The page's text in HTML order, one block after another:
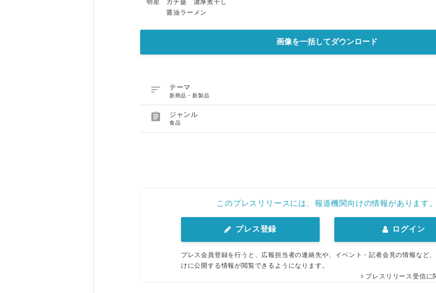
明星 ガチ盛 濃厚煮干し
醤油ラーメン
画像を一括してダウンロード
 テーマ
新商品・新製品
 ジャンル
食品
このプレスリリースには、報道機関向けの情報があります。
プレス登録 ログイン
プレス会員登録を行うと、広報担当者の連絡先や、イベント・記者会見の情報など
けに公開する情報が閲覧できるようになります。
プレスリリース受信に